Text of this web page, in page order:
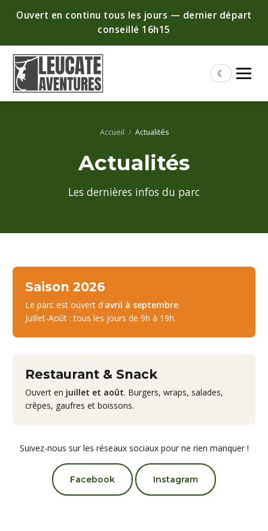
Ouvert en continu tous les jours — dernier départ
conseillé 16h15
☾
Accueil / Actualités
Actualités
Les dernières infos du parc
Saison 2026
Le parc est ouvert d'avril à septembre.
Juillet-Août : tous les jours de 9h à 19h.
Restaurant & Snack
Ouvert en juillet et août. Burgers, wraps, salades,
crêpes, gaufres et boissons.
Suivez-nous sur les réseaux sociaux pour ne rien manquer !
Facebook Instagram